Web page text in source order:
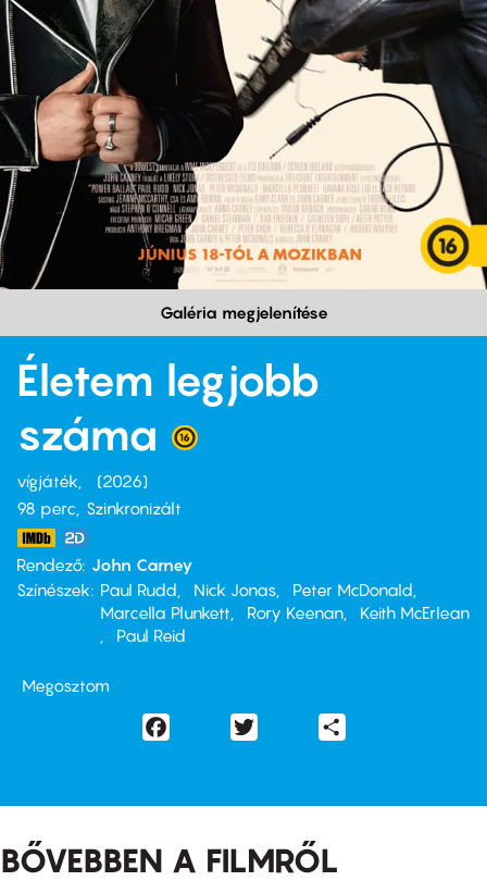
Galéria megjelenítése
Életem legjobb
száma
vígjáték
2026
98 perc,
Szinkronizált
Rendező John Carney
Színészek
Paul Rudd Nick Jonas
Peter McDonald
Marcella Plunkett
Rory Keenan
Keith McErlean
Paul Reid
Megosztom
Facebook
BŐVEBBEN A FILMRŐL